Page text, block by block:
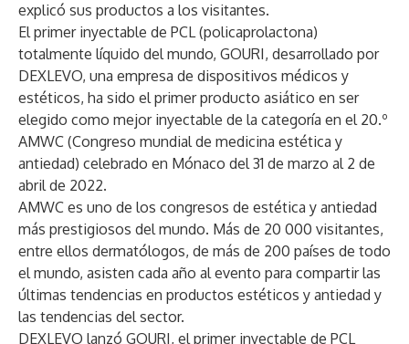
explicó sus productos a los visitantes.
El primer inyectable de PCL (policaprolactona)
totalmente líquido del mundo, GOURI, desarrollado por
DEXLEVO, una empresa de dispositivos médicos y
estéticos, ha sido el primer producto asiático en ser
elegido como mejor inyectable de la categoría en el 20.º
AMWC (Congreso mundial de medicina estética y
antiedad) celebrado en Mónaco del 31 de marzo al 2 de
abril de 2022.
AMWC es uno de los congresos de estética y antiedad
más prestigiosos del mundo. Más de 20 000 visitantes,
entre ellos dermatólogos, de más de 200 países de todo
el mundo, asisten cada año al evento para compartir las
últimas tendencias en productos estéticos y antiedad y
las tendencias del sector.
DEXLEVO lanzó GOURI, el primer inyectable de PCL